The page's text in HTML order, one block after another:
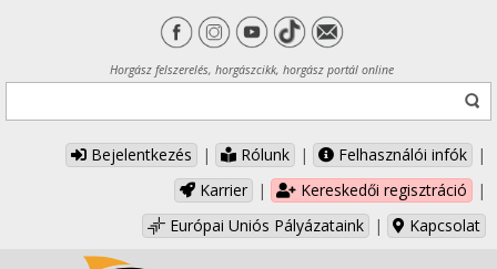
Horgász felszerelés, horgászcikk, horgász portál online
Bejelentkezés | Rólunk | Felhasználói infók
|
Karrier
| Kereskedői regisztráció
|
Európai Uniós Pályázataink
| Kapcsolat